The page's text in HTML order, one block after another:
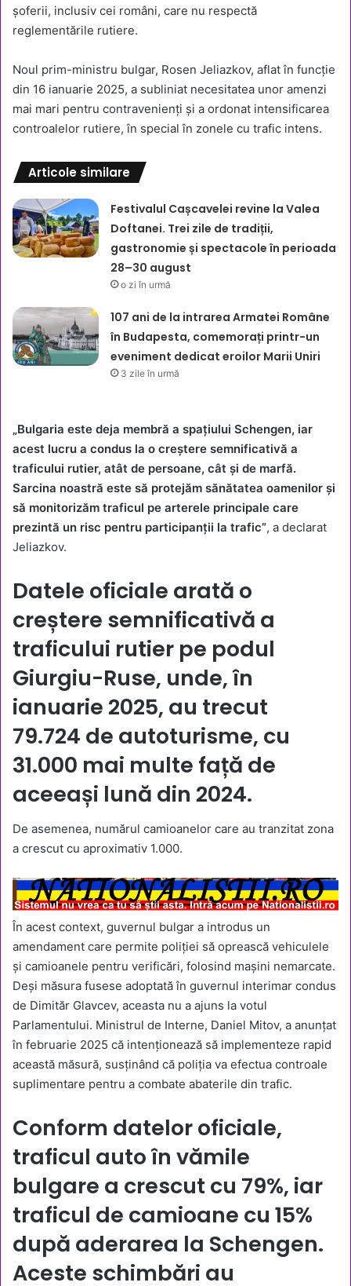
șoferii, inclusiv cei români, care nu respectă
reglementările rutiere.
Noul prim-ministru bulgar, Rosen Jeliazkov, aflat în funcție
din 16 ianuarie 2025, a subliniat necesitatea unor amenzi
mai mari pentru contravenienți și a ordonat intensificarea
controalelor rutiere, în special în zonele cu trafic intens.
Articole similare
Festivalul Cașcavelei revine la Valea
Doftanei. Trei zile de tradiții,
gastronomie și spectacole în perioada
28–30 august
o zi în urmă
107 ani de la intrarea Armatei Române
în Budapesta, comemorați printr-un
eveniment dedicat eroilor Marii Uniri
3 zile în urmă
„Bulgaria este deja membră a spațiului Schengen, iar
acest lucru a condus la o creștere semnificativă a
traficului rutier, atât de persoane, cât și de marfă.
Sarcina noastră este să protejăm sănătatea oamenilor și
să monitorizăm traficul pe arterele principale care
prezintă un risc pentru participanții la trafic”, a declarat
Jeliazkov.
Datele oficiale arată o
creștere semnificativă a
traficului rutier pe podul
Giurgiu-Ruse, unde, în
ianuarie 2025, au trecut
79.724 de autoturisme, cu
31.000 mai multe față de
aceeași lună din 2024.
De asemenea, numărul camioanelor care au tranzitat zona
a crescut cu aproximativ 1.000.
În acest context, guvernul bulgar a introdus un
amendament care permite poliției să oprească vehiculele
și camioanele pentru verificări, folosind mașini nemarcate.
Deși măsura fusese adoptată în guvernul interimar condus
de Dimităr Glavcev, aceasta nu a ajuns la votul
Parlamentului. Ministrul de Interne, Daniel Mitov, a anunțat
în februarie 2025 că intenționează să implementeze rapid
această măsură, susținând că poliția va efectua controale
suplimentare pentru a combate abaterile din trafic.
Conform datelor oficiale,
traficul auto în vămile
bulgare a crescut cu 79%, iar
traficul de camioane cu 15%
după aderarea la Schengen.
Aceste schimbări au